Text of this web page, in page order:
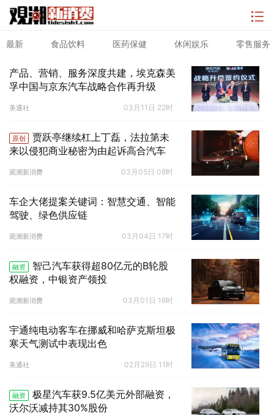
最新 食品饮料 医药保健 休闲娱乐 零售服务
产品、营销、服务深度共建，埃克森美
孚中国与京东汽车战略合作再升级
美通社 03月11日 22时
原创
贾跃亭继续杠上丁磊，法拉第未
来以侵犯商业秘密为由起诉高合汽车
观潮新消费 03月05日 08时
车企大佬提案关键词：智慧交通、智能
驾驶、绿色供应链
观潮新消费 03月04日 17时
融资
智己汽车获得超80亿元的B轮股
权融资，中银资产领投
观潮新消费 03月01日 16时
宇通纯电动客车在挪威和哈萨克斯坦极
寒天气测试中表现出色
美通社 02月29日 11时
融资
极星汽车获9.5亿美元外部融资，
沃尔沃减持其30%股份